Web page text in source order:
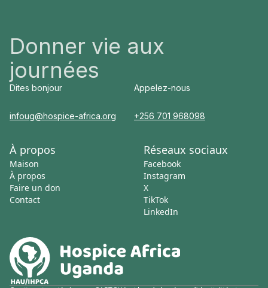
Donner vie aux
journées
Dites bonjour
infoug@hospice-africa.org
Appelez-nous
+256 701 968098
À propos
Maison
À propos
Faire un don
Contact
Réseaux sociaux
Facebook
Instagram
X
TikTok
LinkedIn